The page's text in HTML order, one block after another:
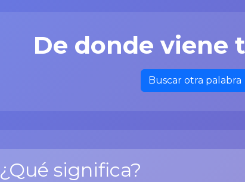
De donde viene
Buscar otra palabra
¿Qué significa?